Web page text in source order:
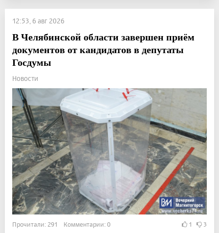
12:53, 6 авг 2026
В Челябинской области завершен приём
документов от кандидатов в депутаты
Госдумы
Новости
Прочитали: 291 Комментарии: 0 1 3